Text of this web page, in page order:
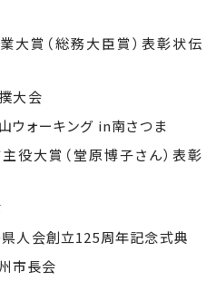
大賞（総務大臣賞）表彰状伝
大会
ォーキング in南さつま
役大賞（堂原博子さん）表彰
人会創立125周年記念式典
市長会